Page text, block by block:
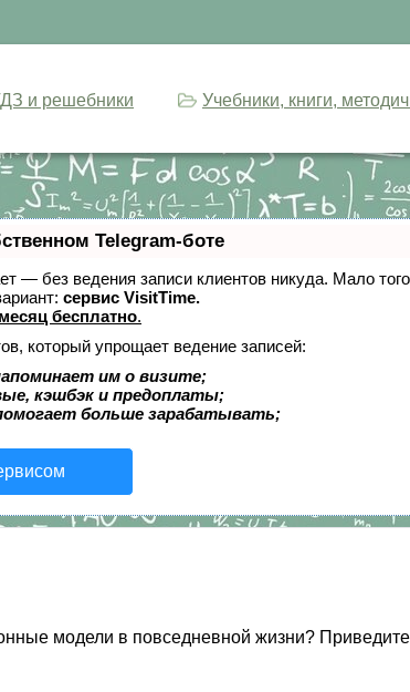
и решебники Учебники, книги,
Telegram-боте
— без ведения записи клиентов никуда. Мало
сервис VisitTime.
бесплатно.
который упрощает ведение записей:
им о визите;
кэшбэк и предоплаты;
больше зарабатывать;
модели в повседневной жизни?